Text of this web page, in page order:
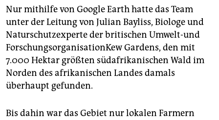
Nur mithilfe von Google Earth hatte das Team
unter der Leitung von Julian Bayliss, Biologe und
Naturschutzexperte der britischen Umwelt-und
ForschungsorganisationKew Gardens, den mit
7.000 Hektar größten südafrikanischen Wald im
Norden des afrikanischen Landes damals
überhaupt gefunden.
Bis dahin war das Gebiet nur lokalen Farmern